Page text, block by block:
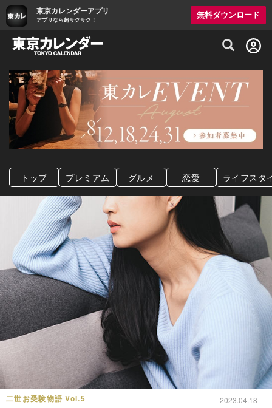
東京カレンダーアプリ
アプリなら超サクサク！
無料ダウンロード
グルメ情報・プレミアムレストラン予約
トップ プレミアム グルメ 恋愛 ライフスタ
二世お受験物語 Vol.5 2023.04.18